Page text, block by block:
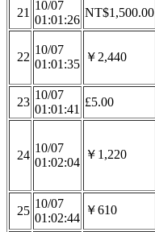
21
10/07
01:01:26
NT$1,500.00
22
10/07
01:01:35
￥2,440
23
10/07
01:01:41
£5.00
24
10/07
01:02:04
￥1,220
25
10/07
01:02:44
￥610